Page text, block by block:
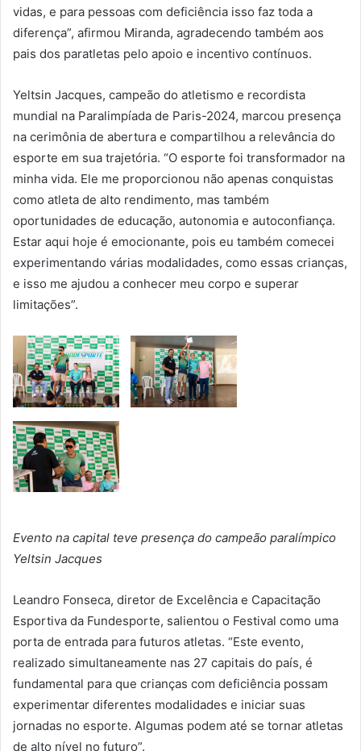
vidas, e para pessoas com deficiência isso faz toda a
diferença”, afirmou Miranda, agradecendo também aos
pais dos paratletas pelo apoio e incentivo contínuos.
Yeltsin Jacques, campeão do atletismo e recordista
mundial na Paralimpíada de Paris-2024, marcou presença
na cerimônia de abertura e compartilhou a relevância do
esporte em sua trajetória. “O esporte foi transformador na
minha vida. Ele me proporcionou não apenas conquistas
como atleta de alto rendimento, mas também
oportunidades de educação, autonomia e autoconfiança.
Estar aqui hoje é emocionante, pois eu também comecei
experimentando várias modalidades, como essas crianças,
e isso me ajudou a conhecer meu corpo e superar
limitações”.
Evento na capital teve presença do campeão paralímpico
Yeltsin Jacques
Leandro Fonseca, diretor de Excelência e Capacitação
Esportiva da Fundesporte, salientou o Festival como uma
porta de entrada para futuros atletas. “Este evento,
realizado simultaneamente nas 27 capitais do país, é
fundamental para que crianças com deficiência possam
experimentar diferentes modalidades e iniciar suas
jornadas no esporte. Algumas podem até se tornar atletas
de alto nível no futuro”.